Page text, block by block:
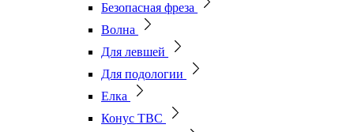
Безопасная фреза
Волна
Для левшей
Для подологии
Елка
Конус ТВС